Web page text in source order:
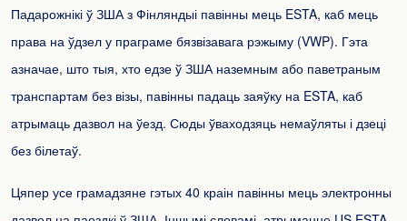
Падарожнікі ў ЗША з Фінляндыі павінны мець ESTA, каб мець
права на ўдзел у праграме бязвізавага рэжыму (VWP). Гэта
азначае, што тыя, хто едзе ў ЗША наземным або паветраным
транспартам без візы, павінны падаць заяўку на ESTA, каб
атрымаць дазвол на ўезд. Сюды ўваходзяць немаўляты і дзеці
без білетаў.
Цяпер усе грамадзяне гэтых 40 краін павінны мець электронны